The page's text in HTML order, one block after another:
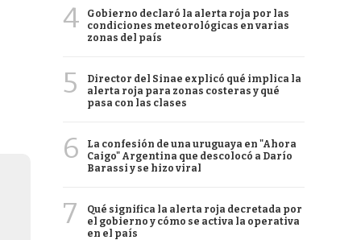
4
Gobierno declaró la alerta roja por las
condiciones meteorológicas en varias
zonas del país
5
Director del Sinae explicó qué implica la
alerta roja para zonas costeras y qué
pasa con las clases
6
La confesión de una uruguaya en "Ahora
Caigo" Argentina que descolocó a Darío
Barassi y se hizo viral
7
Qué significa la alerta roja decretada por
el gobierno y cómo se activa la operativa
en el país